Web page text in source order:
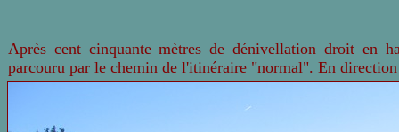
Après cent cinquante mètres de dénivellation droit en
parcouru par le chemin de l'itinéraire "normal". En